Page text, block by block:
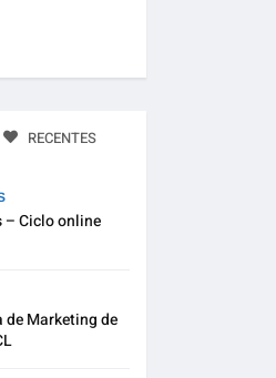
RECENTES
– Ciclo online
Marketing de